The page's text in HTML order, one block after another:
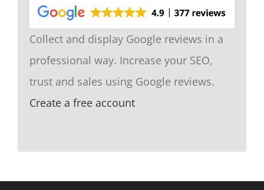
Collect and display Google reviews in a
professional way. Increase your SEO,
trust and sales using Google reviews.
Create a free account